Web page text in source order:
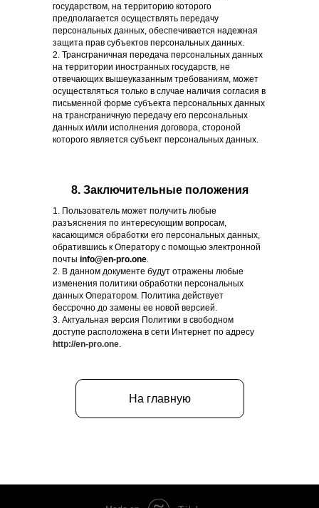
государством, на территорию которого
предполагается осуществлять передачу
персональных данных, обеспечивается надежная
защита прав субъектов персональных данных.
2. Трансграничная передача персональных данных
на территории иностранных государств, не
отвечающих вышеуказанным требованиям, может
осуществляться только в случае наличия согласия в
письменной форме субъекта персональных данных
на трансграничную передачу его персональных
данных и/или исполнения договора, стороной
которого является субъект персональных данных.
1. Пользователь может получить любые
разъяснения по интересующим вопросам,
касающимся обработки его персональных данных,
обратившись к Оператору с помощью электронной
почты info@en-pro.one.
2. В данном документе будут отражены любые
изменения политики обработки персональных
данных Оператором. Политика действует
бессрочно до замены ее новой версией.
3. Актуальная версия Политики в свободном
доступе расположена в сети Интернет по адресу
http://en-pro.one.
8. Заключительные положения
На главную